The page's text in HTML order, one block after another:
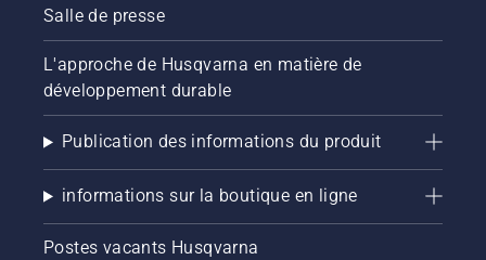
Salle de presse
L'approche de Husqvarna en matière de
développement durable
Publication des informations du produit
informations sur la boutique en ligne
Postes vacants Husqvarna